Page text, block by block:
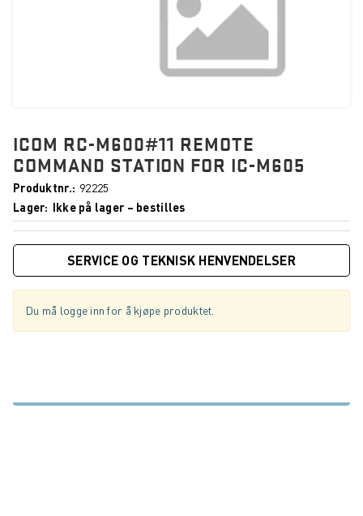
ICOM RC-M600#11 REMOTE
COMMAND STATION FOR IC-M605
Produktnr.
92225
Lager
Ikke på lager – bestilles
SERVICE OG TEKNISK HENVENDELSER
Du må logge inn for å kjøpe produktet.